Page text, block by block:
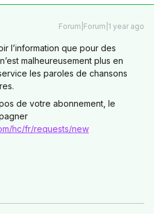
Forum|Forum|1 year ago
l’information que pour des
malheureusement plus en
les paroles de chansons
de votre abonnement, le
hc/fr/requests/new